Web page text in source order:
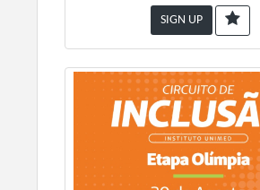
SIGN UP